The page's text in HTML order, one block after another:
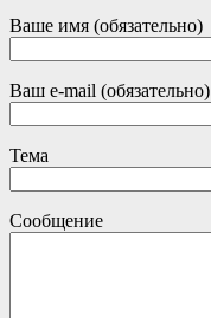
Ваше имя (обязательно)
Ваш e-mail (обязательно)
Тема
Сообщение